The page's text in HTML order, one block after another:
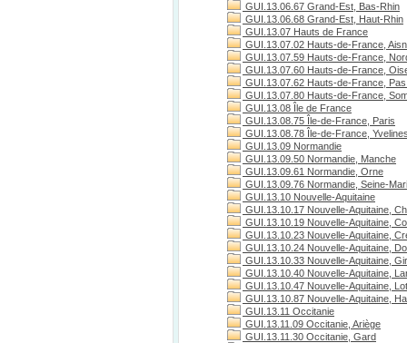
GUI.13.06.67 Grand-Est, Bas-Rhin
GUI.13.06.68 Grand-Est, Haut-Rhin
GUI.13.07 Hauts de France
GUI.13.07.02 Hauts-de-France,
GUI.13.07.59 Hauts-de-France,
GUI.13.07.60 Hauts-de-France,
GUI.13.07.62 Hauts-de-France,
GUI.13.07.80 Hauts-de-France,
GUI.13.08 Île de France
GUI.13.08.75 Île-de-France, Paris
GUI.13.08.78 Île-de-France,
GUI.13.09 Normandie
GUI.13.09.50 Normandie, Manche
GUI.13.09.61 Normandie, Orne
GUI.13.09.76 Normandie, Seine-
GUI.13.10 Nouvelle-Aquitaine
GUI.13.10.17 Nouvelle-Aquitaine,
GUI.13.10.19 Nouvelle-Aquitaine,
GUI.13.10.23 Nouvelle-Aquitaine,
GUI.13.10.24 Nouvelle-Aquitaine,
GUI.13.10.33 Nouvelle-Aquitaine,
GUI.13.10.40 Nouvelle-Aquitaine,
GUI.13.10.47 Nouvelle-Aquitaine,
GUI.13.10.87 Nouvelle-Aquitaine,
GUI.13.11 Occitanie
GUI.13.11.09 Occitanie, Ariège
GUI.13.11.30 Occitanie, Gard